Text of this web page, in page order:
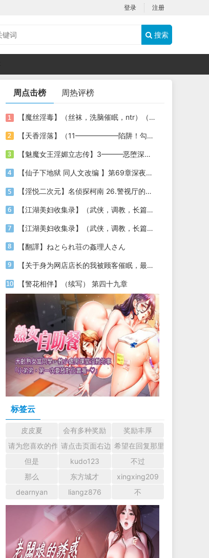
登录 注册
搜索
周点击榜 周热评榜
【魔丝淫毒】（丝袜，洗脑催眠，ntr）（24）（我不想）
【天香淫落】（11——————陷阱！勾结的警局调教（下））
【魅魔女王淫媚立志传】3———恶堕深渊的开端
【仙子下地狱 同人文改编 】第69章深夜窥淫戏 交心与交性(二)(纯爱+各种情趣玩法)
【淫悦二次元】名侦探柯南 26.警视厅的隐藏淫娃
【江湖美妇收集录】（武侠，调教，长篇）（6）（师娘篇）
【江湖美妇收集录】（武侠，调教，长篇）（13）（下山历练篇）
【翻譯】ねとられ荘の姦理人さん
【关于身为网店店长的我被顾客催眠，最终堕落为丝袜发情母狗这件事】（18～20）
【警花相伴】（续写） 第四十九章
标签云
皮皮夏 会有多种奖励
奖励丰厚
请为您喜欢的作者加油吧！ 认真回复交流
请点击页面右边的小手图标支持楼主。
希望在回复那里留下您的
但是
kudo123
不过
那么
东方城才
xingxing209
dearnyan
liangz876 不